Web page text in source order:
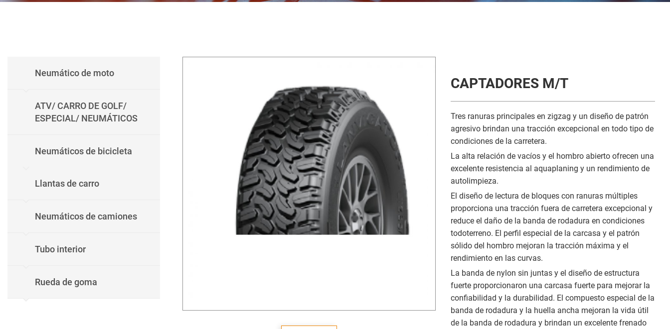
Neumático de moto
ATV/ CARRO DE GOLF/
ESPECIAL/ NEUMÁTICOS
Neumáticos de bicicleta
Llantas de carro
Neumáticos de camiones
Tubo interior
Rueda de goma
CAPTADORES M/T
Tres ranuras principales en zigzag y un diseño de patrón
agresivo brindan una tracción excepcional en todo tipo de
condiciones de la carretera.
La alta relación de vacíos y el hombro abierto ofrecen una
excelente resistencia al aquaplaning y un rendimiento de
autolimpieza.
El diseño de lectura de bloques con ranuras múltiples
proporciona una tracción fuera de carretera excepcional y
reduce el daño de la banda de rodadura en condiciones
todoterreno. El perfil especial de la carcasa y el patrón
sólido del hombro mejoran la tracción máxima y el
rendimiento en las curvas.
La banda de nylon sin juntas y el diseño de estructura
fuerte proporcionaron una carcasa fuerte para mejorar la
confiabilidad y la durabilidad. El compuesto especial de la
banda de rodadura y la huella ancha mejoran la vida útil
de la banda de rodadura y brindan un excelente frenado